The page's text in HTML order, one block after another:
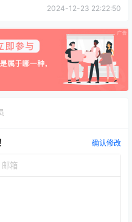
型的关联
2024-12-23 22:22:50
确认修改